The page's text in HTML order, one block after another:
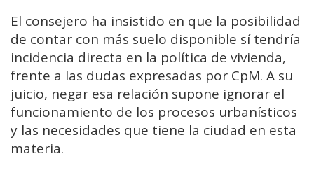
El consejero ha insistido en que la posibilidad
de contar con más suelo disponible sí tendría
incidencia directa en la política de vivienda,
frente a las dudas expresadas por CpM. A su
juicio, negar esa relación supone ignorar el
funcionamiento de los procesos urbanísticos
y las necesidades que tiene la ciudad en esta
materia.